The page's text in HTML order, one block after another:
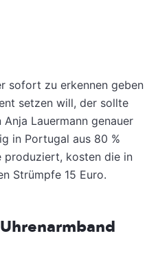
sofort zu erkennen geben
setzen will, der sollte
Lauermann genauer
in Portugal aus 80 %
produziert, kosten die in
Strümpfe 15 Euro.